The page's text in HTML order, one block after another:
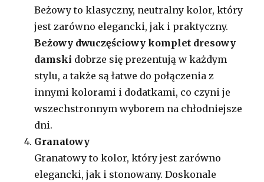
Beżowy to klasyczny, neutralny kolor, który
jest zarówno elegancki, jak i praktyczny.
Beżowy dwuczęściowy komplet dresowy
damski dobrze się prezentują w każdym
stylu, a także są łatwe do połączenia z
innymi kolorami i dodatkami, co czyni je
wszechstronnym wyborem na chłodniejsze
dni.
Granatowy
Granatowy to kolor, który jest zarówno
elegancki, jak i stonowany. Doskonale